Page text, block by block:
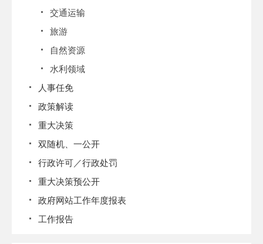
交通运输
旅游
自然资源
水利领域
人事任免
政策解读
重大决策
双随机、一公开
行政许可／行政处罚
重大决策预公开
政府网站工作年度报表
工作报告